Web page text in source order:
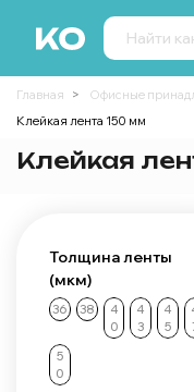
Главная Офисные
Клейкая лента 150 мм
Клейкая
Толщина ленты
(мкм)
36 38
4
0
4
3
4
5
5
0